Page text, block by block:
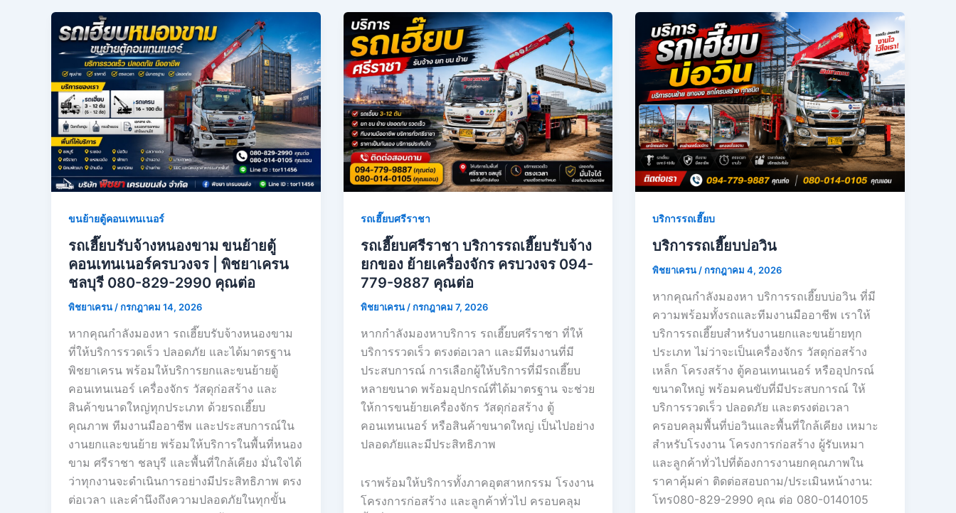
ขนย้ายตู้คอนเทนเนอร์
รถเฮี๊ยบรับจ้างหนองขาม ขนย้ายตู้
คอนเทนเนอร์ครบวงจร | พิชยาเครน
ชลบุรี 080-829-2990 คุณต่อ
พิชยาเครน /กรกฎาคม 14, 2026
หากคุณกำลังมองหา รถเฮี๊ยบรับจ้างหนองขาม
ที่ให้บริการรวดเร็ว ปลอดภัย และได้มาตรฐาน
พิชยาเครน พร้อมให้บริการยกและขนย้ายตู้
คอนเทนเนอร์ เครื่องจักร วัสดุก่อสร้าง และ
สินค้าขนาดใหญ่ทุกประเภท ด้วยรถเฮี๊ยบ
คุณภาพ ทีมงานมืออาชีพ และประสบการณ์ใน
งานยกและขนย้าย พร้อมให้บริการในพื้นที่หนอง
ขาม ศรีราชา ชลบุรี และพื้นที่ใกล้เคียง มั่นใจได้
ว่าทุกงานจะดำเนินการอย่างมีประสิทธิภาพ ตรง
ต่อเวลา และคำนึงถึงความปลอดภัยในทุกขั้น
รถเฮี๊ยบศรีราชา
รถเฮี๊ยบศรีราชา บริการรถเฮี๊ยบรับจ้าง
ยกของ ย้ายเครื่องจักร ครบวงจร 094-
779-9887 คุณต่อ
พิชยาเครน /กรกฎาคม 7, 2026
หากกำลังมองหาบริการ รถเฮี๊ยบศรีราชา ที่ให้
บริการรวดเร็ว ตรงต่อเวลา และมีทีมงานที่มี
ประสบการณ์ การเลือกผู้ให้บริการที่มีรถเฮี๊ยบ
หลายขนาด พร้อมอุปกรณ์ที่ได้มาตรฐาน จะช่วย
ให้การขนย้ายเครื่องจักร วัสดุก่อสร้าง ตู้
คอนเทนเนอร์ หรือสินค้าขนาดใหญ่ เป็นไปอย่าง
ปลอดภัยและมีประสิทธิภาพ
เราพร้อมให้บริการทั้งภาคอุตสาหกรรม โรงงาน
โครงการก่อสร้าง และลูกค้าทั่วไป ครอบคลุม
บริการรถเฮี๊ยบ
บริการรถเฮี๊ยบบ่อวิน
พิชยาเครน /กรกฎาคม 4, 2026
หากคุณกำลังมองหา บริการรถเฮี๊ยบบ่อวิน ที่มี
ความพร้อมทั้งรถและทีมงานมืออาชีพ เราให้
บริการรถเฮี๊ยบสำหรับงานยกและขนย้ายทุก
ประเภท ไม่ว่าจะเป็นเครื่องจักร วัสดุก่อสร้าง
เหล็ก โครงสร้าง ตู้คอนเทนเนอร์ หรืออุปกรณ์
ขนาดใหญ่ พร้อมคนขับที่มีประสบการณ์ ให้
บริการรวดเร็ว ปลอดภัย และตรงต่อเวลา
ครอบคลุมพื้นที่บ่อวินและพื้นที่ใกล้เคียง เหมาะ
สำหรับโรงงาน โครงการก่อสร้าง ผู้รับเหมา
และลูกค้าทั่วไปที่ต้องการงานยกคุณภาพใน
ราคาคุ้มค่า ติดต่อสอบถาม/ประเมินหน้างาน:
โทร080-829-2990 คุณ ต่อ 080-0140105